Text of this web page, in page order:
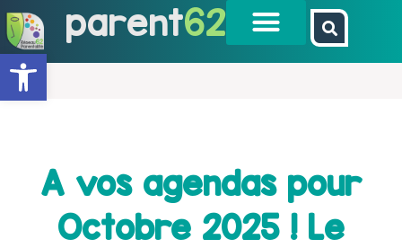
Ouvrir la barre d’outils
parent62
A vos agendas pour
Octobre 2025 ! Le